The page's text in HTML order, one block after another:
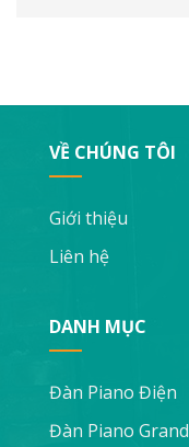
VỀ CHÚNG TÔI
Giới thiệu
Liên hệ
DANH MỤC
Đàn Piano Điện
Đàn Piano Grand